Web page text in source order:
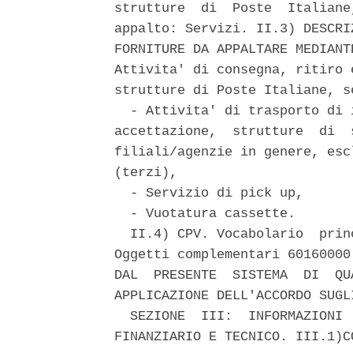
strutture  di  Poste
appalto: Servizi. II.3)
FORNITURE DA APPALTARE
Attivita' di consegna,
strutture di Poste Italiane,
- Attivita' di trasporto di
accettazione,  strutture  di
filiali/agenzie in genere,
(terzi),
  - Servizio di pick up,
  - Vuotatura cassette.
II.4) CPV. Vocabolario
Oggetti complementari
DAL  PRESENTE  SISTEMA  DI
APPLICAZIONE DELL'ACCORDO
SEZIONE  III:  INFORMAZIONI
FINANZIARIO E TECNICO.